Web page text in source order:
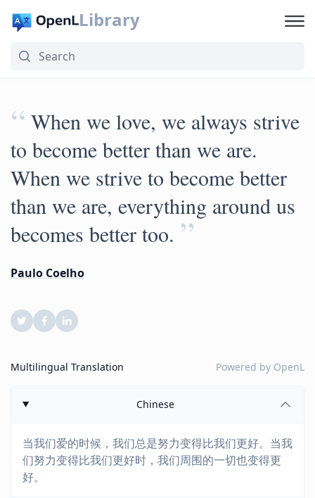
Library
“ When we love, we always strive
to become better than we are.
When we strive to become better
than we are, everything around us
becomes better too. ”
Paulo Coelho
Multilingual Translation Powered by OpenL
Chinese
当我们爱的时候，我们总是努力变得比我们更好。当我
们努力变得比我们更好时，我们周围的一切也变得更
好。